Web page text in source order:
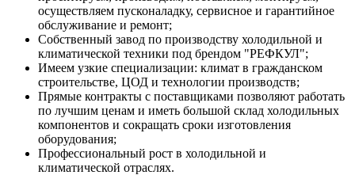
осуществляем пусконаладку, сервисное и гарантийное
обслуживание и ремонт;
Собственный завод по производству холодильной и
климатической техники под брендом "РЕФКУЛ";
Имеем узкие специализации: климат в гражданском
строительстве, ЦОД и технологии производств;
Прямые контракты с поставщиками позволяют работать
по лучшим ценам и иметь большой склад холодильных
компонентов и сокращать сроки изготовления
оборудования;
Профессиональный рост в холодильной и
климатической отраслях.